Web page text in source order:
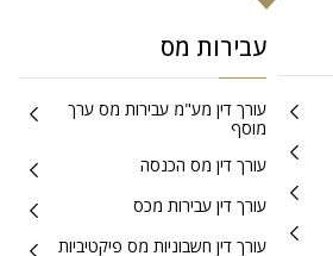
עבירות מס
עורך דין מע"מ עבירות מס ערך
מוסף
עורך דין מס הכנסה
עורך דין עבירות מכס
עורך דין חשבוניות מס פיקטיביות